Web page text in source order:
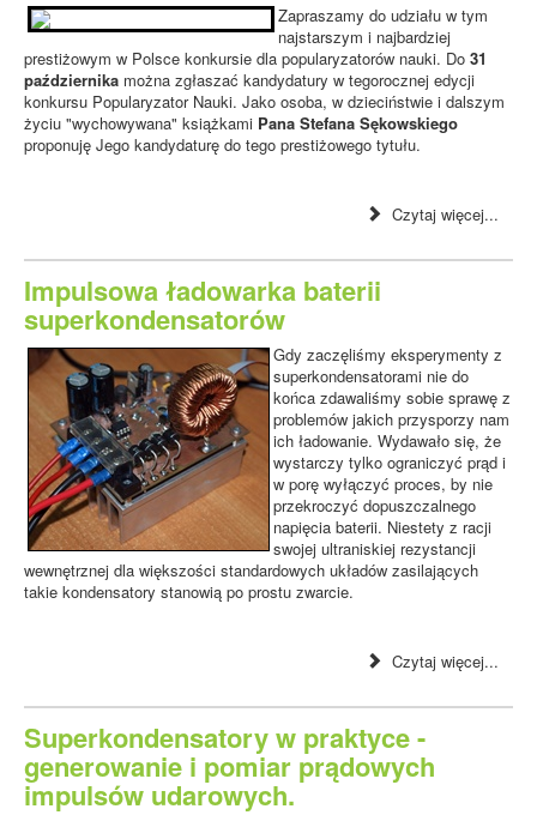
Zapraszamy do udziału w tym
najstarszym i najbardziej
prestiżowym w Polsce konkursie dla popularyzatorów nauki. Do 31
października można zgłaszać kandydatury w tegorocznej edycji
konkursu Popularyzator Nauki. Jako osoba, w dzieciństwie i dalszym
życiu "wychowywana" książkami Pana Stefana Sękowskiego
proponuję Jego kandydaturę do tego prestiżowego tytułu.
Czytaj więcej...
Impulsowa ładowarka baterii
superkondensatorów
Gdy zaczęliśmy eksperymenty z
superkondensatorami nie do
końca zdawaliśmy sobie sprawę z
problemów jakich przysporzy nam
ich ładowanie. Wydawało się, że
wystarczy tylko ograniczyć prąd i
w porę wyłączyć proces, by nie
przekroczyć dopuszczalnego
napięcia baterii. Niestety z racji
swojej ultraniskiej rezystancji
wewnętrznej dla większości standardowych układów zasilających
takie kondensatory stanowią po prostu zwarcie.
Czytaj więcej...
Superkondensatory w praktyce -
generowanie i pomiar prądowych
impulsów udarowych.